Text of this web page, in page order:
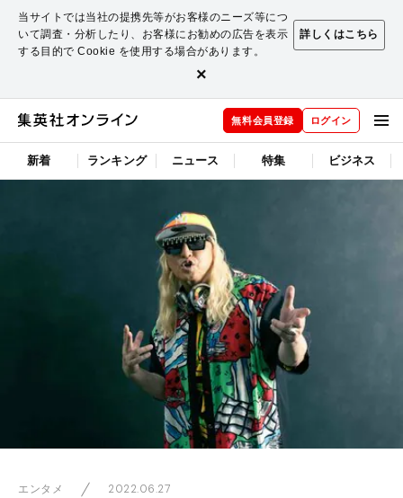
当サイトでは当社の提携先等がお客様のニーズ等につ
いて調査・分析したり、お客様にお勧めの広告を表示
する目的で Cookie を使用する場合があります。
詳しくはこちら
×
無料会員登録 ログイン
新着 ランキング ニュース 特集 ビジネス
エンタメ 2022.06.27